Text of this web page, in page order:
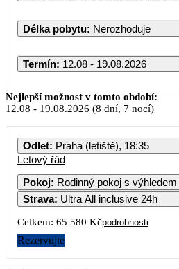
Délka pobytu: Nerozhoduje
Termín: 12.08 - 19.08.2026
Nejlepší možnost v tomto období:
12.08 - 19.08.2026 (8 dní, 7 nocí)
Odlet: Praha (letiště), 18:35
Letový řád
Pokoj: Rodinný pokoj s
Strava: Ultra All inclusive 24h
Celkem: 65 580 Kčpodrobnosti
Rezervujte